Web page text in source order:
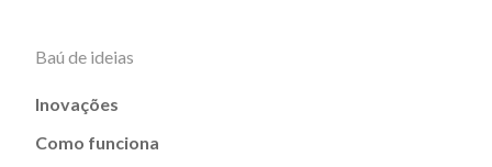
Baú de ideias
Inovações
Como funciona